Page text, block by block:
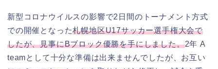
新型コロナウイルスの影響で2日間のトーナメント方式
での開催となった札幌地区U17サッカー選手権大会で
したが、見事にBブロック優勝を手にしました。2年 A
teamとして十分な準備は出来ませんでしたが、お互い